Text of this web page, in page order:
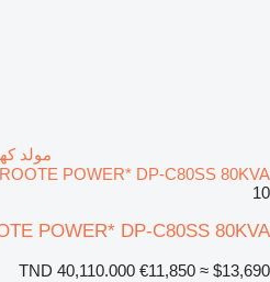
مولد
POWER* DP-C80SS 80KVA
10
POWER* DP-C80SS 80KVA
TND 40,110.000 €11,850 ≈ $13,690